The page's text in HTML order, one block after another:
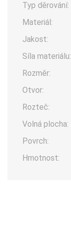
Typ děrování:
Materiál:
Jakost:
Síla materiálu:
Rozměr:
Otvor:
Rozteč:
Volná plocha:
Povrch:
Hmotnost: